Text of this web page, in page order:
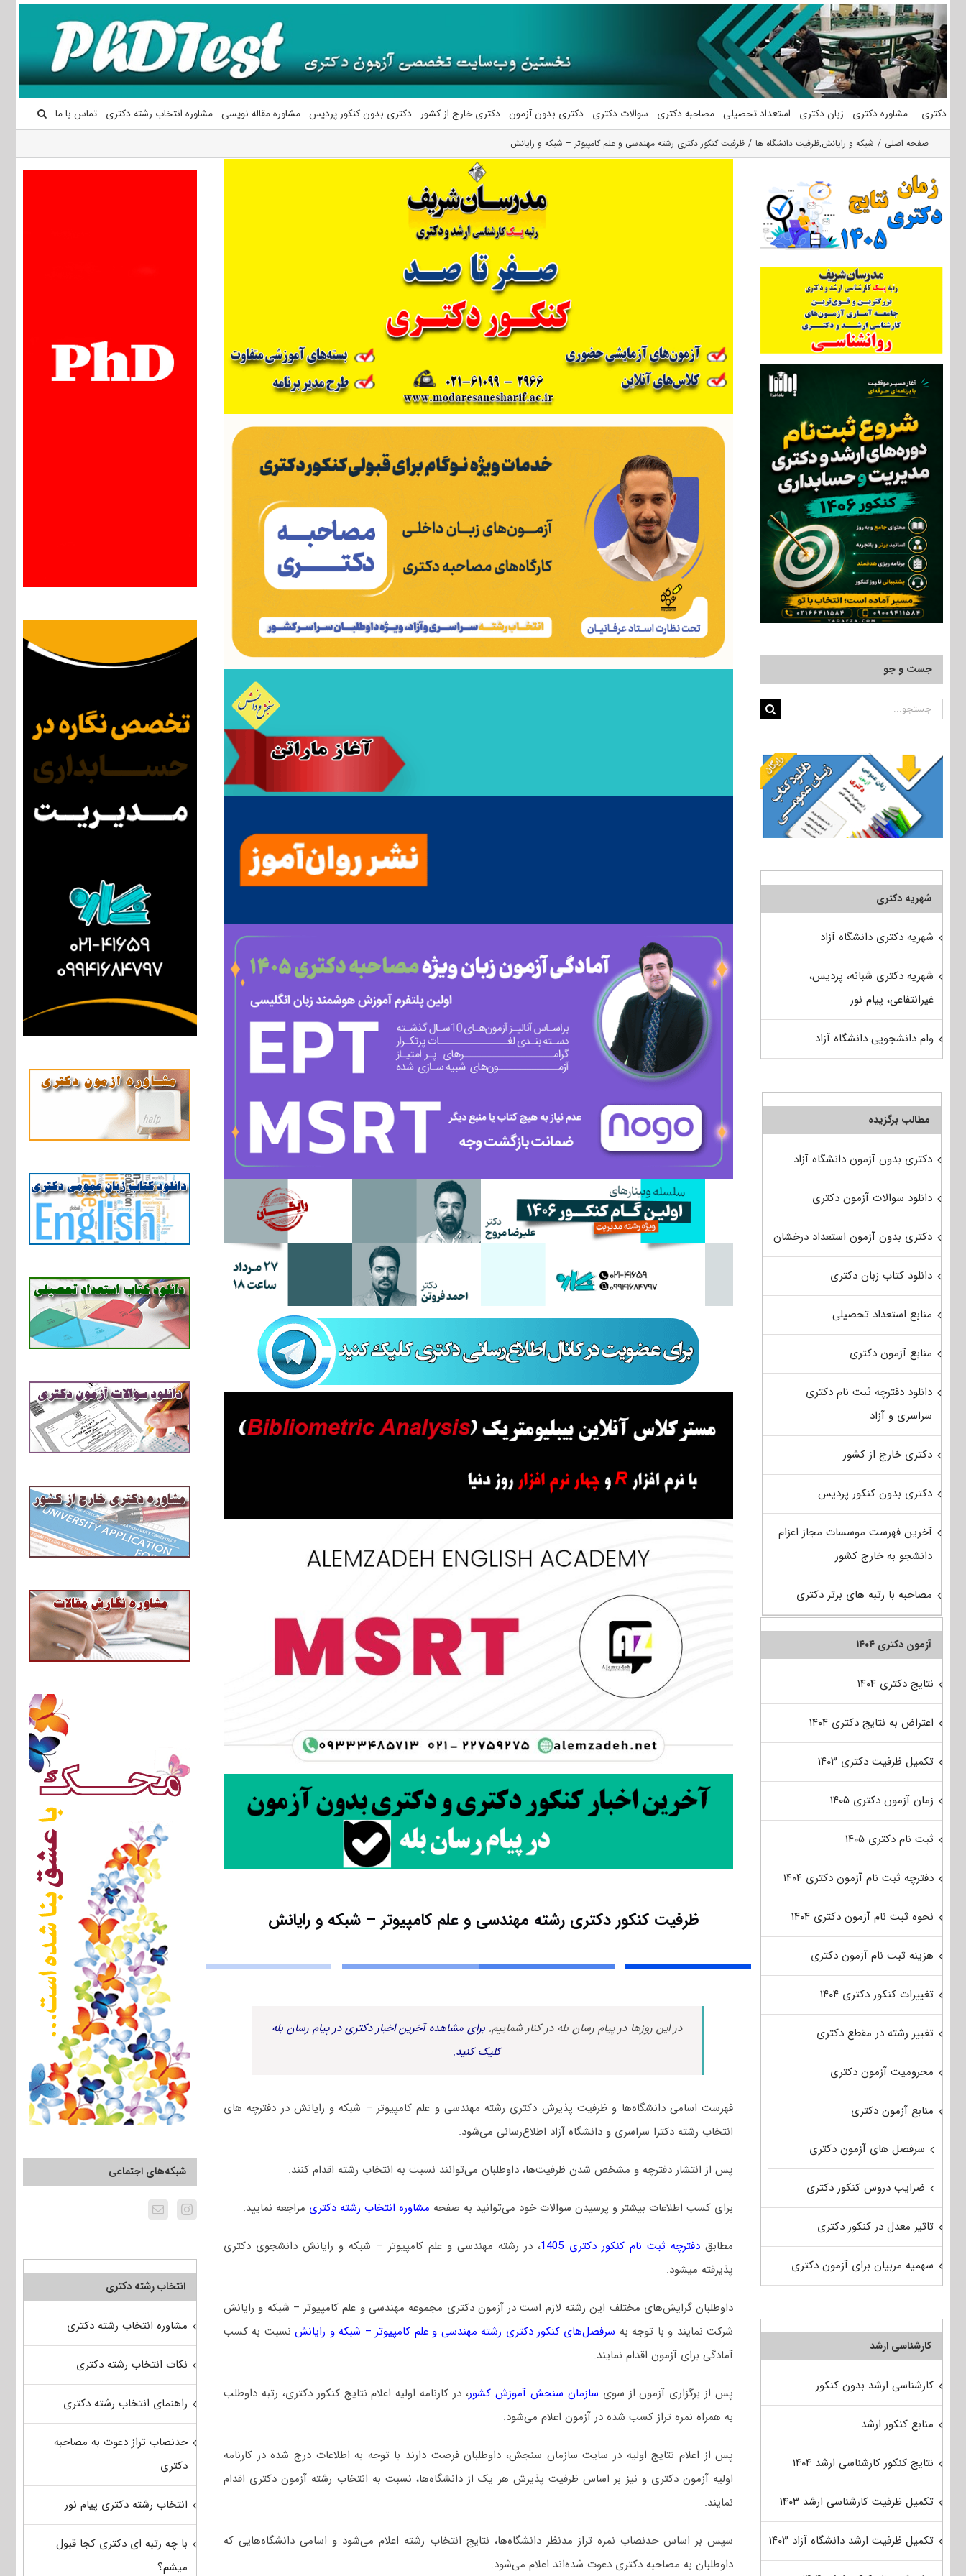
محتوا
دکتری مشاوره دکتری زبان دکتری استعداد تحصیلی مصاحبه دکتری سوالات دکتری دکتری بدون آزمون دکتری خارج از کشور دکتری بدون کنکور پردیس مشاوره مقاله نویسی مشاوره انتخاب رشته دکتری تماس با ما
صفحه اصلی شبكه و رايانش,ظرفیت دانشگاه ها ظرفیت کنکور دکتری رشته مهندسی و علم کامپیوتر – شبکه و رایانش
ظرفیت کنکور دکتری رشته مهندسی و علم کامپیوتر – شبکه و رایانش
در این روزها در پیام رسان بله در کنار شماییم. برای مشاهده آخرین اخبار دکتری در پیام رسان بله
کلیک کنید.
فهرست اسامی دانشگاه‌ها و ظرفیت پذیرش دکتری رشته مهندسی و علم کامپیوتر – شبکه و رایانش در دفترچه های
انتخاب رشته دکترا سراسری و دانشگاه آزاد اطلاع‌رسانی می‌شود.
پس از انتشار دفترچه و مشخص شدن ظرفیت‌ها، داوطلبان می‌توانند نسبت به انتخاب رشته اقدام کنند.
برای کسب اطلاعات بیشتر و پرسیدن سوالات خود می‌توانید به صفحه مشاوره انتخاب رشته دکتری مراجعه نمایید.
مطابق دفترچه ثبت نام کنکور دکتری 1405
، در رشته مهندسی و علم کامپیوتر – شبکه و رایانش دانشجوی دکتری
پذیرفته میشود.
داوطلبان گرایش‌های مختلف این رشته لازم است در آزمون دکتری مجموعه مهندسی و علم کامپیوتر – شبکه و رایانش
شرکت نمایند و با توجه به سرفصل‌های کنکور دکتری رشته مهندسی و علم کامپیوتر – شبکه و رایانشنسبت به کسب
آمادگی برای آزمون اقدام نمایند.
پس از برگزاری آزمون از سوی سازمان سنجش آموزش کشور، در کارنامه اولیه اعلام نتایج کنکور دکتری، رتبه داوطلب
به همراه نمره تراز کسب شده در آزمون اعلام می‌شود.
پس از اعلام نتایج اولیه در سایت سازمان سنجش، داوطلبان فرصت دارند با توجه به اطلاعات درج شده در کارنامه
اولیه آزمون دکتری و نیز بر اساس ظرفیت پذیرش هر یک از دانشگاه‌ها، نسبت به انتخاب رشته آزمون دکتری اقدام
نمایند.
سپس بر اساس حدنصاب نمره تراز مدنظر دانشگاه‌ها، نتایج انتخاب رشته اعلام می‌شود و اسامی دانشگاه‌هایی که
داوطلبان به مصاحبه دکتری دعوت شده‌اند اعلام می‌شود.
شبکه‌های اجتماعی
انتخاب رشته دکتری
مشاوره انتخاب رشته دکتری
نکات انتخاب رشته دکتری
راهنمای انتخاب رشته دکتری
حدنصاب تراز دعوت به مصاحبه
دکتری
انتخاب رشته دکتری پیام نور
با چه رتبه ای دکتری کجا قبول
میشم؟
جست و جو
جستجو
شهریه دکتری
شهریه دکتری دانشگاه آزاد
شهریه دکتری شبانه، پردیس،
غیرانتفاعی، پیام نور
وام دانشجویی دانشگاه آزاد
مطالب برگزیده
دکتری بدون آزمون دانشگاه آزاد
دانلود سوالات آزمون دکتری
دکتری بدون آزمون استعداد درخشان
دانلود کتاب زبان دکتری
منابع استعداد تحصیلی
منابع آزمون دکتری
دانلود دفترچه ثبت نام دکتری
سراسری و آزاد
دکتری خارج از کشور
دکتری بدون کنکور پردیس
آخرین فهرست موسسات مجاز اعزام
دانشجو به خارج کشور
مصاحبه با رتبه های برتر دکتری
آزمون دکتری ۱۴۰۴
نتایج دکتری ۱۴۰۴
اعتراض به نتایج دکتری ۱۴۰۴
تکمیل ظرفیت دکتری ۱۴۰۳
زمان آزمون دکتری ۱۴۰۵
ثبت نام دکتری ۱۴۰۵
دفترچه ثبت نام آزمون دکتری ۱۴۰۴
نحوه ثبت نام آزمون دکتری ۱۴۰۴
هزینه ثبت نام آزمون دکتری
تغییرات کنکور دکتری ۱۴۰۴
تغییر رشته در مقطع دکتری
محرومیت آزمون دکتری
منابع آزمون دکتری
سرفصل های آزمون دکتری
ضرایب دروس کنکور دکتری
تاثیر معدل در کنکور دکتری
سهمیه مربیان برای آزمون دکتری
کارشناسی ارشد
کارشناسی ارشد بدون کنکور
منابع کنکور ارشد
نتایج کنکور کارشناسی ارشد ۱۴۰۴
تکمیل ظرفیت کارشناسی ارشد ۱۴۰۳
تکمیل ظرفیت ارشد دانشگاه آزاد ۱۴۰۳